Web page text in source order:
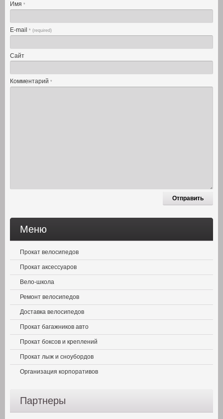
Имя *
E-mail * (required)
Сайт
Комментарий *
Меню
Прокат велосипедов
Прокат аксессуаров
Вело-школа
Ремонт велосипедов
Доставка велосипедов
Прокат багажников авто
Прокат боксов и креплений
Прокат лыж и сноубордов
Организация корпоративов
Партнеры